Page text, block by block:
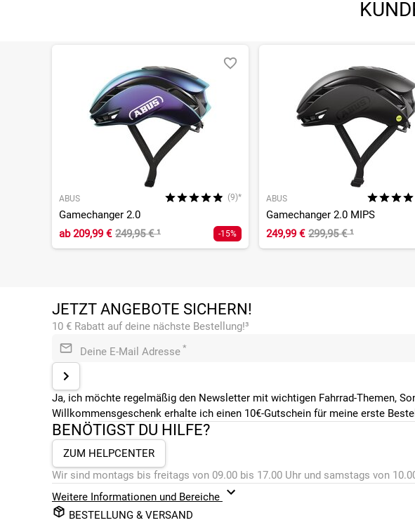
ABUS (9)*
Gamechanger 2.0
ab209,99 € 249,95 €¹ -15%
ABUS
Gamechanger 2.0 MIPS
249,99 € 299,95 €¹
JETZT ANGEBOTE SICHERN!
10 € Rabatt auf deine nächste Bestellung!³
Deine E-Mail Adresse *
Ja, ich möchte regelmäßig den Newsletter mit wichtigen Fahrrad-Themen,
Willkommensgeschenk erhalte ich einen 10€-Gutschein für meine erste
BENÖTIGST DU HILFE?
ZUM HELPCENTER
Wir sind montags bis freitags von 09.00 bis 17.00 Uhr und samstags von
Weitere Informationen und Bereiche
BESTELLUNG & VERSAND